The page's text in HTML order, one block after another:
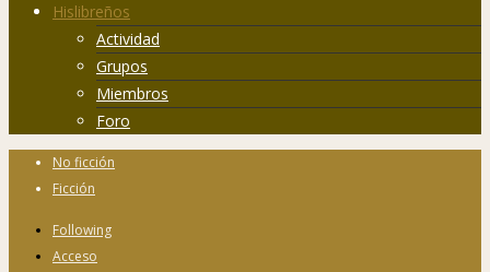
Hislibreños
Actividad
Grupos
Miembros
Foro
No ficción
Ficción
Following
Acceso